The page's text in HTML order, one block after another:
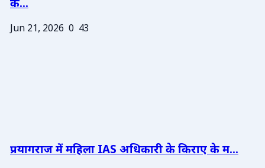
के...
Jun 21, 2026 0 43
प्रयागराज में महिला IAS अधिकारी के किराए के म...